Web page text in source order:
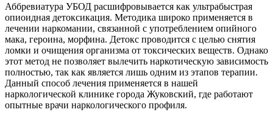
Аббревиатура УБОД расшифровывается как ультрабыстрая
опиоидная детоксикация. Методика широко применяется в
лечении наркомании, связанной с употреблением опийного
мака, героина, морфина. Детокс проводится с целью снятия
ломки и очищения организма от токсических веществ. Однако
этот метод не позволяет вылечить наркотическую зависимость
полностью, так как является лишь одним из этапов терапии.
Данный способ лечения применяется в нашей
наркологической клинике города Жуковский, где работают
опытные врачи наркологического профиля.